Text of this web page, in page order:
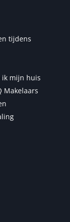
tijdens
ik mijn huis
Makelaars